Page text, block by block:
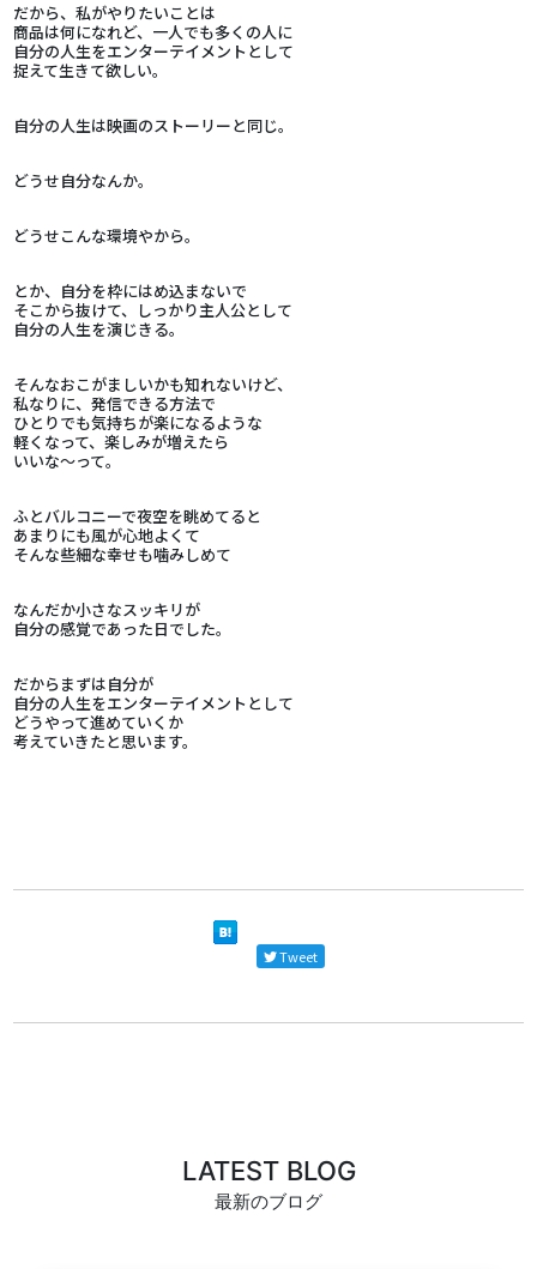
だから、私がやりたいことは
商品は何になれど、一人でも多くの人に
自分の人生をエンターテイメントとして
捉えて生きて欲しい。
自分の人生は映画のストーリーと同じ。
どうせ自分なんか。
どうせこんな環境やから。
とか、自分を枠にはめ込まないで
そこから抜けて、しっかり主人公として
自分の人生を演じきる。
そんなおこがましいかも知れないけど、
私なりに、発信できる方法で
ひとりでも気持ちが楽になるような
軽くなって、楽しみが増えたら
いいな～って。
ふとバルコニーで夜空を眺めてると
あまりにも風が心地よくて
そんな些細な幸せも噛みしめて
なんだか小さなスッキリが
自分の感覚であった日でした。
だからまずは自分が
自分の人生をエンターテイメントとして
どうやって進めていくか
考えていきたと思います。
Tweet
LATEST BLOG
最新のブログ